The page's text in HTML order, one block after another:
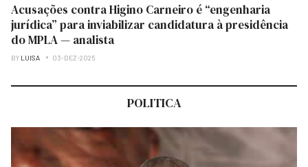
Acusações contra Higino Carneiro é “engenharia
jurídica” para inviabilizar candidatura à presidência
do MPLA — analista
BY LUISA 03-DEZ-2025
POLITICA